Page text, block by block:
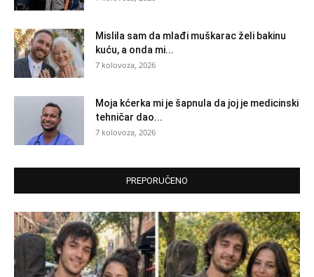
Mislila sam da mlađi muškarac želi bakinu
kuću, a onda mi...
7 kolovoza, 2026
Moja kćerka mi je šapnula da joj je medicinski
tehničar dao...
7 kolovoza, 2026
PREPORUČENO